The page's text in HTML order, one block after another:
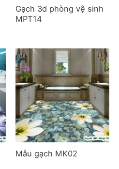
Gạch 3d phòng vệ sinh
MPT14
Mẫu gạch MK02